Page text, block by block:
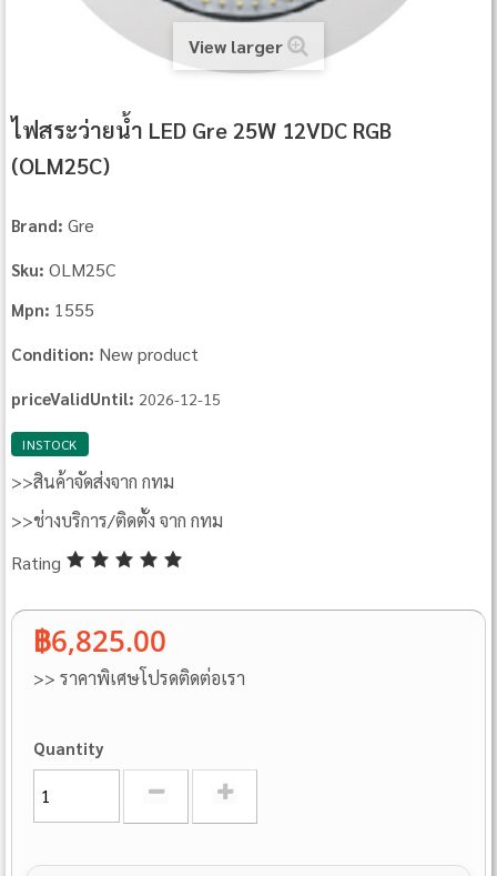
View larger
ไฟสระว่ายน้ำ LED Gre 25W 12VDC RGB
(OLM25C)
Brand: Gre
Sku: OLM25C
Mpn: 1555
Condition: New product
priceValidUntil: 2026-12-15
INSTOCK
>>สินค้าจัดส่งจาก กทม
>>ช่างบริการ/ติดตั้ง จาก กทม
Rating
฿6,825.00
>> ราคาพิเศษโปรดติดต่อเรา
Quantity